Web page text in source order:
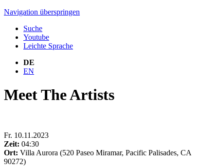
Navigation überspringen
Suche
Youtube
Leichte Sprache
DE
EN
Meet The Artists
Fr. 10.11.2023
Zeit: 04:30
Ort: Villa Aurora (520 Paseo Miramar, Pacific Palisades, CA
90272)